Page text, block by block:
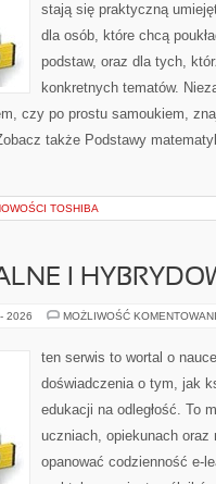
stają się praktyczną
dla osób, które chcą
podstaw, oraz dla tych,
konkretnych tematów.
czy po prostu samoukiem,
także Podstawy
TOSHIBA
I
2026 MOŻLIWOŚĆ
ten serwis to wortal o
doświadczenia o tym, jak
edukacji na odległość. To
uczniach, opiekunach
opanować codzienność e-